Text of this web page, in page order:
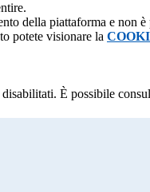
della piattaforma e non
potete visionare la
È possibile